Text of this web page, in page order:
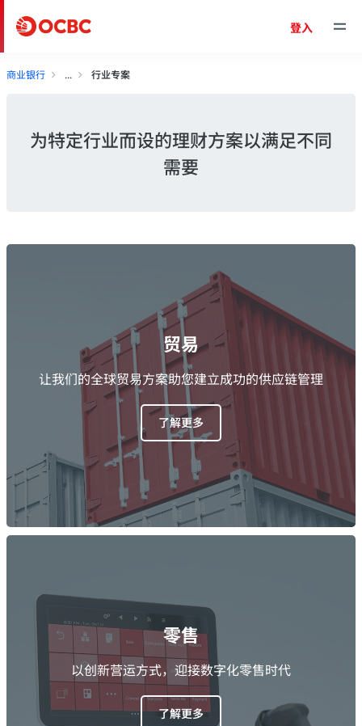
登入
商业银行 行业专案
为特定行业而设的理财方案以满足不同
需要
贸易
让我们的全球贸易方案助您建立成功的供应链管理
了解更多
零售
以创新营运方式，迎接数字化零售时代
了解更多